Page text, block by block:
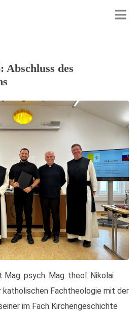
Abschluss des
psych. Mag. theol. Nikolai
katholischen Fachtheologie mit der
im Fach Kirchengeschichte